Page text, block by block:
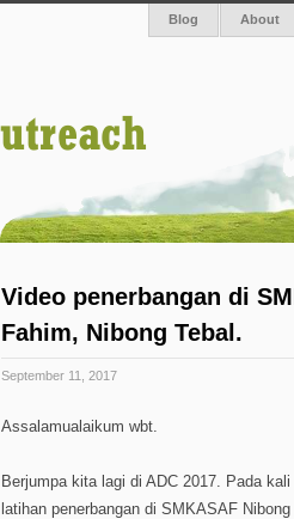
Blog About
Video penerbangan di
Fahim, Nibong Tebal.
September 11, 2017
Assalamualaikum wbt.
Berjumpa kita lagi di ADC 2017. Pada
latihan penerbangan di SMKASAF